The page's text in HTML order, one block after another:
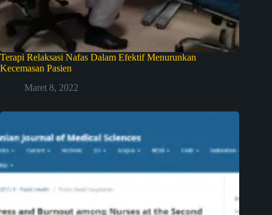
Terapi Relaksasi Nafas Dalam Efektif Menurunkan
Kecemasan Pasien
Maret 8, 2022